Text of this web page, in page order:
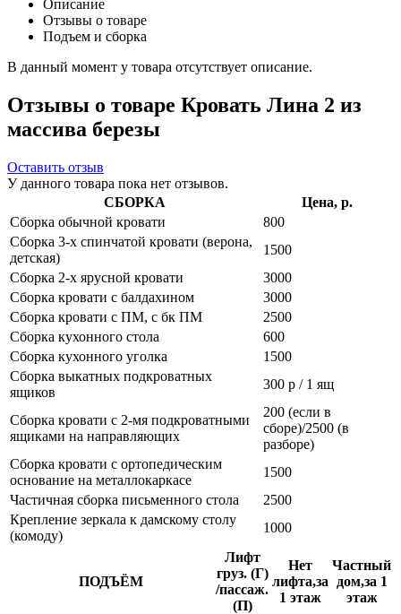
Описание
Отзывы о товаре
Подъем и сборка
В данный момент у товара отсутствует описание.
Отзывы о товаре Кровать Лина 2 из
массива березы
Оставить отзыв
У данного товара пока нет отзывов.
СБОРКА
Цена, р.
Сборка обычной кровати
800
Сборка 3-х спинчатой кровати (верона,
детская)
1500
Сборка 2-х ярусной кровати
3000
Сборка кровати с балдахином
3000
Сборка кровати с ПМ, с бк ПМ
2500
Сборка кухонного стола
600
Сборка кухонного уголка
1500
Сборка выкатных подкроватных
ящиков
300 р / 1 ящ
Сборка кровати с 2-мя подкроватными
ящиками на направляющих
200 (если в
сборе)/2500 (в
разборе)
Сборка кровати с ортопедическим
основание на металлокаркасе
1500
Частичная сборка письменного стола
2500
Крепление зеркала к дамскому столу
(комоду)
1000
ПОДЪЁМ
Лифт
груз. (Г)
/пассаж.
(П)
Нет
лифта,за
1 этаж
Частный
дом,за 1
этаж